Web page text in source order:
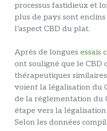
processus fastidieux et
plus de pays sont
l’aspect CBD du plat.
Après de longues essais
ont souligné que le CBD
thérapeutiques
voient la légalisation du
de la réglementation du
étape vers la
Selon les données